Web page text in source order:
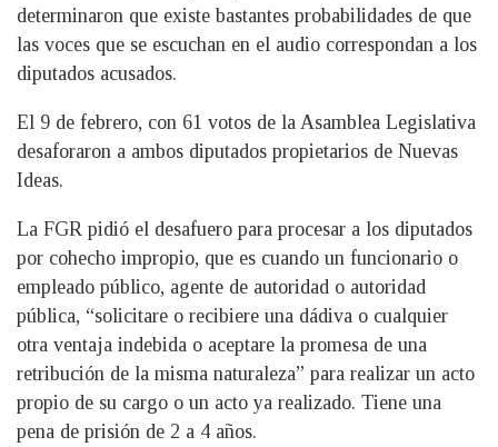
determinaron que existe bastantes probabilidades de que
las voces que se escuchan en el audio correspondan a los
diputados acusados.
El 9 de febrero, con 61 votos de la Asamblea Legislativa
desaforaron a ambos diputados propietarios de Nuevas
Ideas.
La FGR pidió el desafuero para procesar a los diputados
por cohecho impropio, que es cuando un funcionario o
empleado público, agente de autoridad o autoridad
pública, “solicitare o recibiere una dádiva o cualquier
otra ventaja indebida o aceptare la promesa de una
retribución de la misma naturaleza” para realizar un acto
propio de su cargo o un acto ya realizado. Tiene una
pena de prisión de 2 a 4 años.